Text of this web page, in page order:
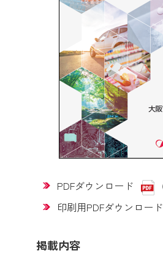
PDFダウンロード
印刷用PDFダウンロード
掲載内容